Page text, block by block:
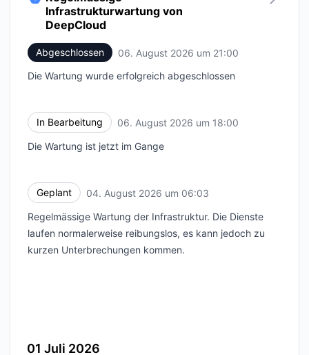
Infrastrukturwartung von
DeepCloud
Abgeschlossen 06. August 2026 um 21:00
Die Wartung wurde erfolgreich abgeschlossen
In Bearbeitung 06. August 2026 um 18:00
Die Wartung ist jetzt im Gange
Geplant 04. August 2026 um 06:03
Regelmässige Wartung der Infrastruktur. Die Dienste
laufen normalerweise reibungslos, es kann jedoch zu
kurzen Unterbrechungen kommen.
01 Juli 2026